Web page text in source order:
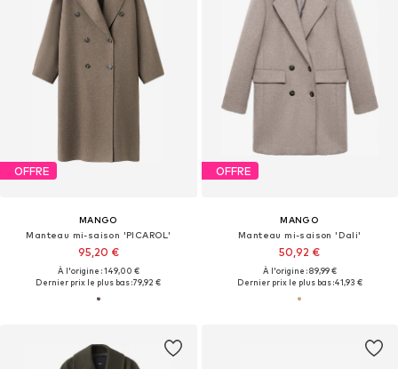
OFFRE
MANGO
Manteau mi-saison 'PICAROL'
95,20 €
À l'origine : 149,00 €
Dernier prix le plus bas :79,92 €
OFFRE
MANGO
Manteau mi-saison 'Dali'
50,92 €
À l'origine : 89,99 €
Dernier prix le plus bas :41,93 €